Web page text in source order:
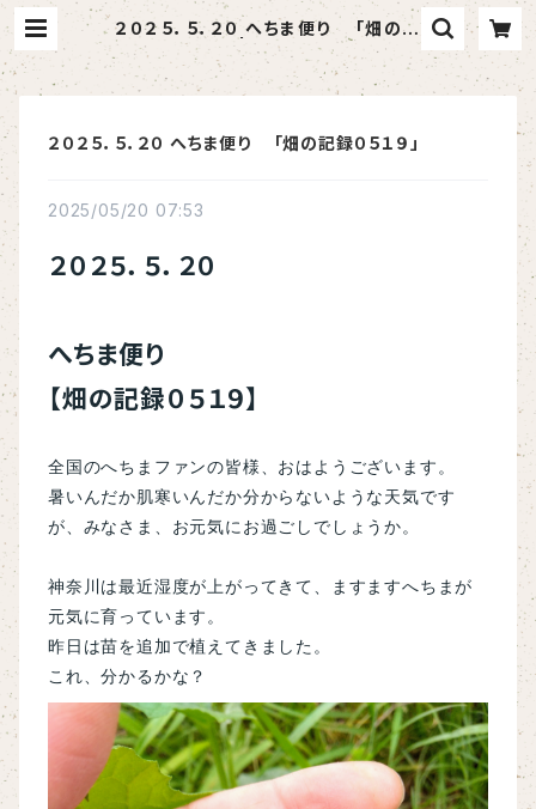
２０２５．５．２０ へちま便り 「畑の記
録０５１９」 | へちま屋さはらん
２０２５．５．２０ へちま便り 「畑の記録０５１９」
2025/05/20 07:53
２０２５．５．２０
へちま便り
【畑の記録０５１９】
全国のへちまファンの皆様、おはようございます。
暑いんだか肌寒いんだか分からないような天気です
が、みなさま、お元気にお過ごしでしょうか。
神奈川は最近湿度が上がってきて、ますますへちまが
元気に育っています。
昨日は苗を追加で植えてきました。
これ、分かるかな？